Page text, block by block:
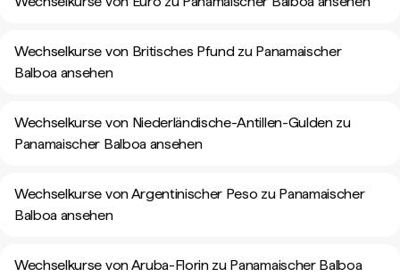
Wechselkurse von Britisches Pfund zu Panamaischer
Balboa ansehen
Wechselkurse von Niederländische-Antillen-Gulden zu
Panamaischer Balboa ansehen
Wechselkurse von Argentinischer Peso zu Panamaischer
Balboa ansehen
Wechselkurse von Aruba-Florin zu Panamaischer Balboa